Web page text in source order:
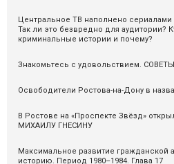
Центральное ТВ наполнено сериалами
Так ли это безвредно для аудитории?
криминальные истории и почему?
Знакомьтесь с удовольствием.
Освободители Ростова-на-Дону в
В Ростове на «Проспекте Звёзд»
МИХАИЛУ ГНЕСИНУ
Максимальное развитие гражданской
историю. Период 1980–1984. Глава 17